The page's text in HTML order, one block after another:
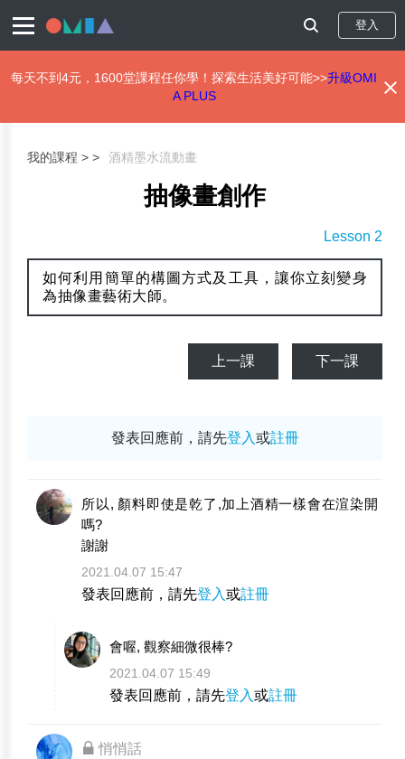
登入
每天不到4元，1600堂課程任你學！探索生活美好可能>>升級OMI
A PLUS
我的課程 > 酒精墨水流動畫
抽像畫創作
Lesson 2
如何利用簡單的構圖方式及工具，讓你立刻變身
為抽像畫藝術大師。
上一課 下一課
發表回應前，請先登入或註冊
所以, 顏料即使是乾了,加上酒精一樣會在渲染開
嗎?
謝謝
2021.04.07 15:47
發表回應前，請先登入或註冊
會喔, 觀察細微很棒?
2021.04.07 15:49
發表回應前，請先登入或註冊
悄悄話